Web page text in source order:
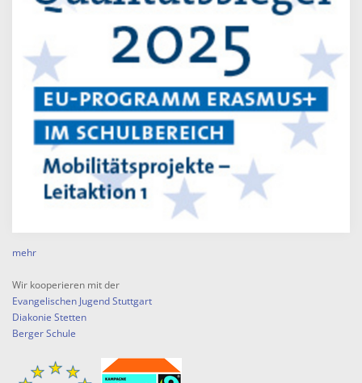
mehr
Wir kooperieren mit der
Evangelischen Jugend Stuttgart
Diakonie Stetten
Berger Schule